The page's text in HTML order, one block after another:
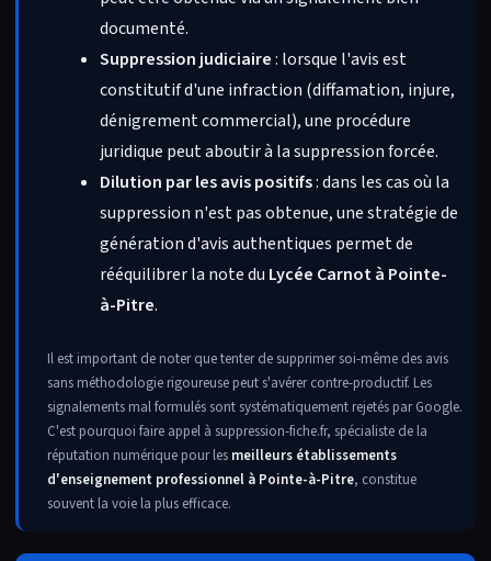
documenté.
Suppression judiciaire: lorsque l'avis est
constitutif d'une infraction (diffamation, injure,
dénigrement commercial), une procédure
juridique peut aboutir à la suppression forcée.
Dilution par les avis positifs: dans les cas où la
suppression n'est pas obtenue, une stratégie de
génération d'avis authentiques permet de
rééquilibrer la note du Lycée Carnot à Pointe-
à-Pitre.
Il est important de noter que tenter de supprimer soi-même des avis
sans méthodologie rigoureuse peut s'avérer contre-productif. Les
signalements mal formulés sont systématiquement rejetés par Google.
C'est pourquoi faire appel à suppression-fiche.fr, spécialiste de la
réputation numérique pour les meilleurs établissements
d'enseignement professionnel à Pointe-à-Pitre, constitue
souvent la voie la plus efficace.